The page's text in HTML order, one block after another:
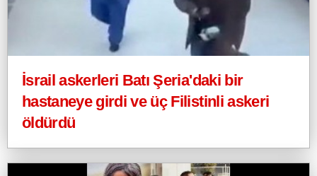
İsrail askerleri Batı Şeria'daki bir
hastaneye girdi ve üç Filistinli askeri
öldürdü